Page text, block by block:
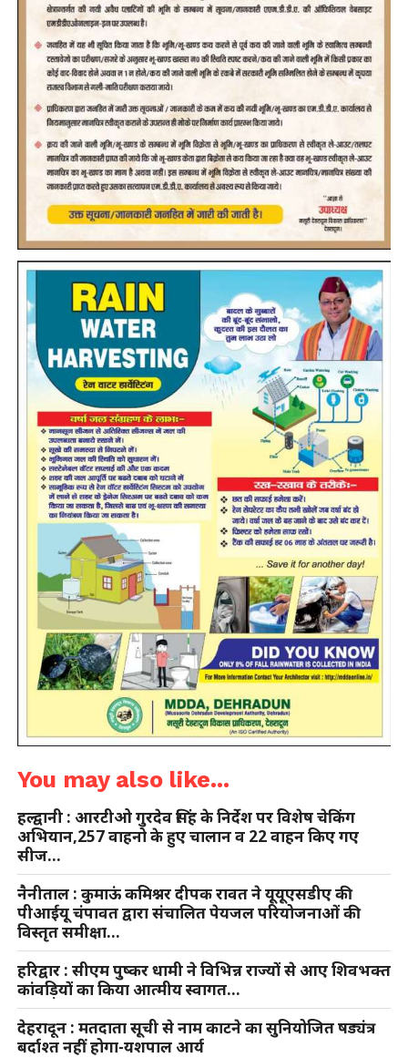
You may also like...
हल्द्वानी : आरटीओ गुरदेव सिंह के निर्देश पर विशेष चेकिंग
अभियान,257 वाहनो के हुए चालान व 22 वाहन किए गए
सीज…
नैनीताल : कुमाऊं कमिश्नर दीपक रावत ने यूयूएसडीए की
पीआईयू चंपावत द्वारा संचालित पेयजल परियोजनाओं की
विस्तृत समीक्षा…
हरिद्वार : सीएम पुष्कर धामी ने विभिन्न राज्यों से आए शिवभक्त
कांवड़ियों का किया आत्मीय स्वागत…
देहरादून : मतदाता सूची से नाम काटने का सुनियोजित षड्यंत्र
बर्दाश्त नहीं होगा-यशपाल आर्य